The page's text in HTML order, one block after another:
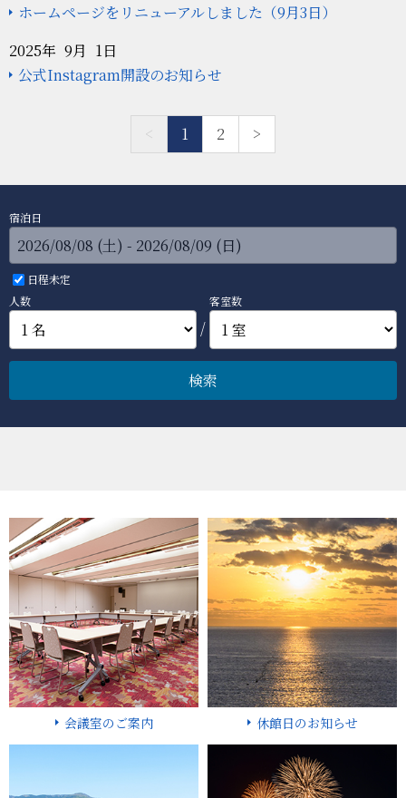
ホームページをリニューアルしました（9月3日）
2025年 9月 1日
公式Instagram開設のお知らせ
< 1 2 >
宿泊日
日程未定
人数
/
客室数
検索
会議室のご案内 休館日のお知らせ